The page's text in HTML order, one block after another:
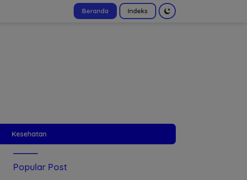
Beranda Indeks
Kesehatan
Popular Post